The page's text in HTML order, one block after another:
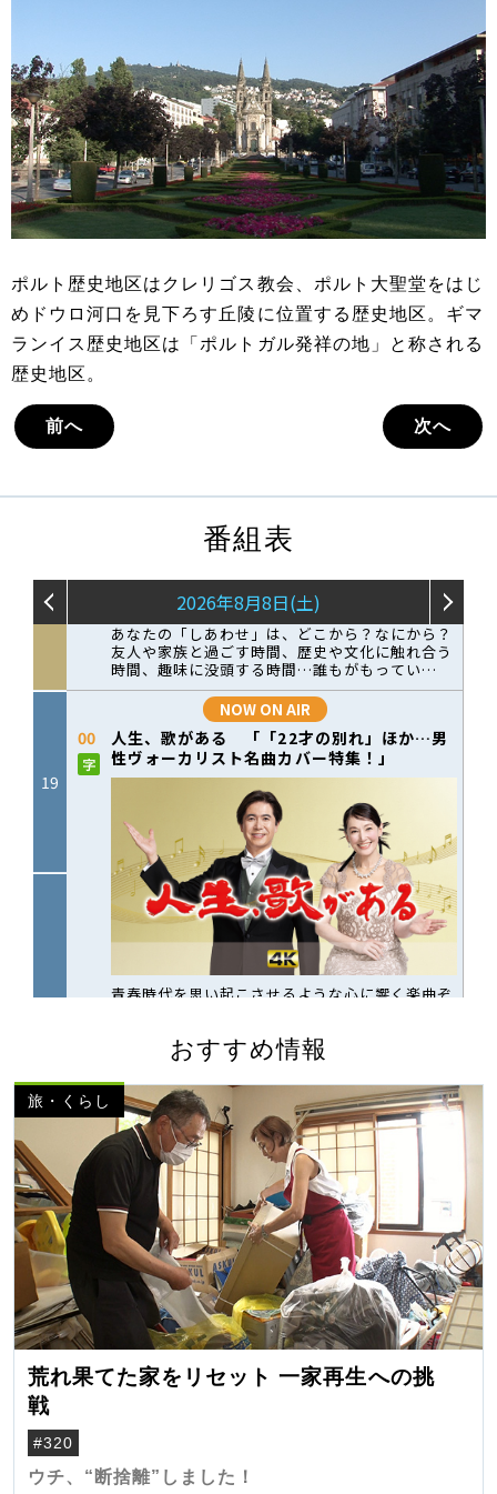
ポルト歴史地区はクレリゴス教会、ポルト大聖堂をはじ
めドウロ河口を見下ろす丘陵に位置する歴史地区。ギマ
ランイス歴史地区は「ポルトガル発祥の地」と称される
歴史地区。
前へ 次へ
番組表
おすすめ情報
旅・くらし
荒れ果てた家をリセット 一家再生への挑
戦
#320
ウチ、“断捨離”しました！